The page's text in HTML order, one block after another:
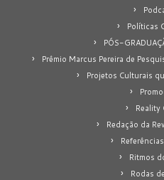
Políticas
PÓS-
Prêmio Marcus Pereira de
Projetos Culturais
Reality
Redação da
Ritmos
Rodas